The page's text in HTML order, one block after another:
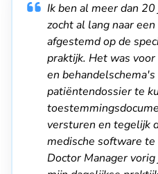
Ik ben al meer dan
zocht al lang naar
afgestemd op de
praktijk. Het was
en
patiëntendossier te
versturen en tegelijk
medische software
Doctor Manager